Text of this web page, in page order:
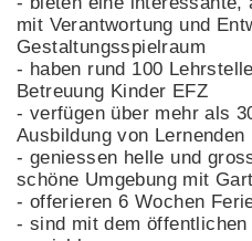
mit Verantwortung und
Gestaltungsspielraum
- haben rund 100
Betreuung Kinder EFZ
- verfügen über mehr als
Ausbildung von Lernenden
- geniessen helle und
schöne Umgebung mit
- offerieren 6 Wochen
- sind mit dem